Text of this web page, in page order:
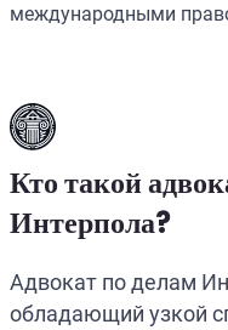
международными
Кто такой
Интерпола?
Адвокат по делам
обладающий узкой